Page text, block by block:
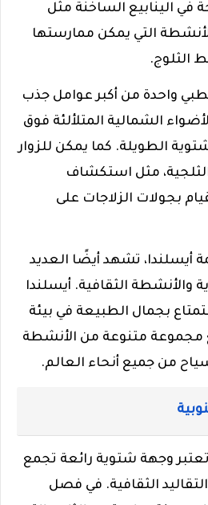
في الينابيع الساخنة مثل
التي يمكن ممارستها
الثلوج.
واحدة من أكبر عوامل جذب
الشمالية المتلألئة فوق
الطويلة. كما يمكن للزوار
مثل استكشاف
بجولات الزلاجات على
أيسلندا، تشهد أيضًا العديد
والأنشطة الثقافية. أيسلندا
بجمال الطبيعة في بيئة
مجموعة متنوعة من الأنشطة
من جميع أنحاء العالم.
تعتبر وجهة شتوية رائعة تجمع
الثقافية. في فصل